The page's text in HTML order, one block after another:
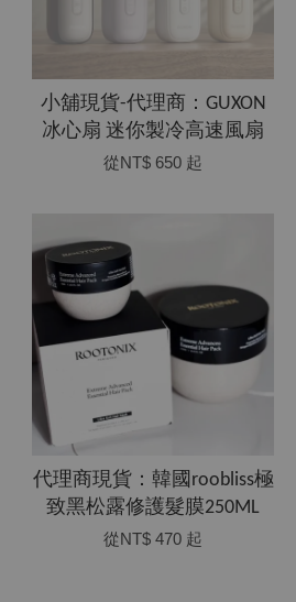
小舖現貨-代理商：GUXON
冰心扇 迷你製冷高速風扇
從NT$ 650 起
代理商現貨：韓國roobliss極
致黑松露修護髮膜250ML
從NT$ 470 起